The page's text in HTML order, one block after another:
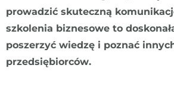
prowadzić skuteczną
szkolenia biznesowe to
poszerzyć wiedzę i poznać
przedsiębiorców.